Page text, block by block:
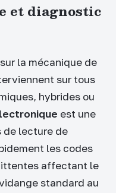
et diagnostic
la mécanique de
sur tous
hybrides ou
est une
de lecture de
les codes
affectant le
standard au